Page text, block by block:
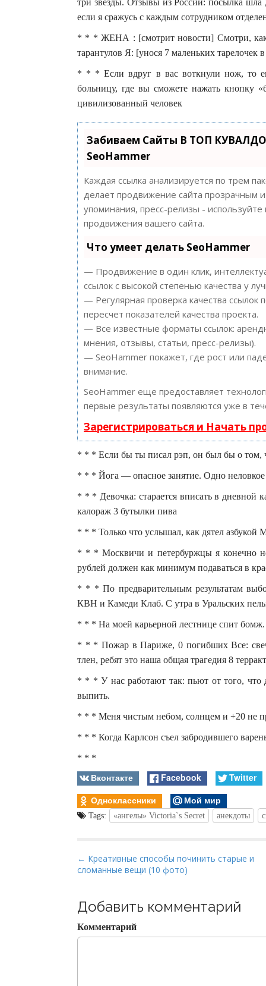
если я сражусь с каждым сотрудником
* * * ЖЕНА : [смотрит новости] Смотри,
тарантулов Я: [унося 7 маленьких
* * * Если вдруг в вас воткнули нож, то
больницу, где вы сможете нажать кнопку
цивилизованный человек
Забиваем Сайты В ТОП
SeoHammer
Каждая ссылка анализируется по трем
делает продвижение сайта прозрачным
упоминания, пресс-релизы -
продвижения вашего сайта.
Что умеет делать SeoHammer
— Продвижение в один клик,
ссылок с высокой степенью качества у
— Регулярная проверка качества
пересчет показателей качества проекта.
— Все известные форматы ссылок:
мнения, отзывы, статьи, пресс-релизы).
— SeoHammer покажет, где рост или
внимание.
SeoHammer еще предоставляет
первые результаты появляются уже в
Зарегистрироваться и Начать
* * * Если бы ты писал рэп, он был бы о том,
* * * Йога — опасное занятие. Одно
* * * Девочка: старается вписать в дневной
калораж 3 бутылки пива
* * * Только что услышал, как дятел азбукой
* * * Москвичи и петербуржцы я конечно
рублей должен как минимум подаваться в
* * * По предварительным результатам
КВН и Камеди Клаб. С утра в Уральских
* * * На моей карьерной лестнице спит бомж.
* * * Пожар в Париже, 0 погибших Все:
тлен, ребят это наша общая трагедия 8
* * * У нас работают так: пьют от того, что
выпить.
* * * Меня чистым небом, солнцем и +20 не
* * * Когда Карлсон съел забродившего
* * *
Вконтакте Facebook
Twitter
Одноклассники
Мой мир
Tags: «ангелы» Victoria`s Secret анекдоты
P
o
t
n
a
← Креативные способы починить старые и
сломанные вещи (10 фото)
Добавить комментарий
Комментарий